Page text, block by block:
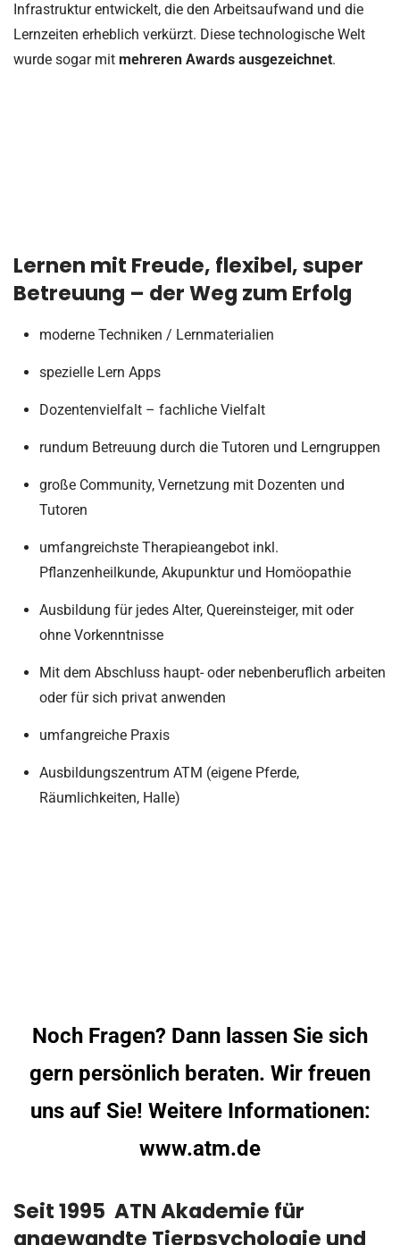
Infrastruktur entwickelt, die den Arbeitsaufwand und die
Lernzeiten erheblich verkürzt. Diese technologische Welt
wurde sogar mit mehreren Awards ausgezeichnet.
Lernen mit Freude, flexibel, super
Betreuung – der Weg zum Erfolg
moderne Techniken / Lernmaterialien
spezielle Lern Apps
Dozentenvielfalt – fachliche Vielfalt
rundum Betreuung durch die Tutoren und Lerngruppen
große Community, Vernetzung mit Dozenten und
Tutoren
umfangreichste Therapieangebot inkl.
Pflanzenheilkunde, Akupunktur und Homöopathie
Ausbildung für jedes Alter, Quereinsteiger, mit oder
ohne Vorkenntnisse
Mit dem Abschluss haupt- oder nebenberuflich arbeiten
oder für sich privat anwenden
umfangreiche Praxis
Ausbildungszentrum ATM (eigene Pferde,
Räumlichkeiten, Halle)
Noch Fragen? Dann lassen Sie sich
gern persönlich beraten. Wir freuen
uns auf Sie! Weitere Informationen:
www.atm.de
Seit 1995 ATN Akademie für
angewandte Tierpsychologie und